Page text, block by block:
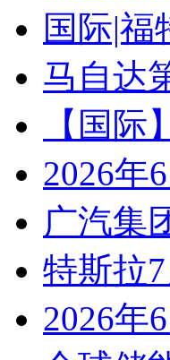
国际|福
马自达
【国
2026年
广汽集
特斯拉
2026年